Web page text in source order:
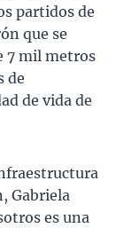
partidos de
que se
7 mil metros
de
de vida de
Gabriela
es una